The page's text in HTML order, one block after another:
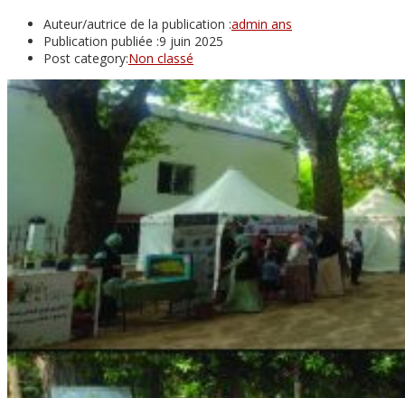
Auteur/autrice de la publication :admin ans
Publication publiée :9 juin 2025
Post category:Non classé